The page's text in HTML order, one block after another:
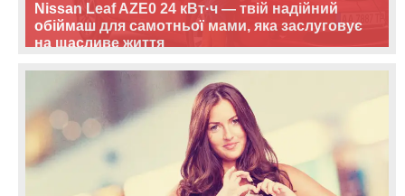
Nissan Leaf AZE0 24 кВт·ч — твій надійний
обіймаш для самотньої мами, яка заслуговує
на щасливе життя